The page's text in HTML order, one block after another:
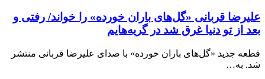
علیرضا قربانی «گل‌های باران خورده» را خواند/ رفتی و
بعد از تو دنیا غرق شد در گریه‌هایم
قطعه جدید «گل‌های باران خورده» با صدای علیرضا قربانی منتشر
شد. به…